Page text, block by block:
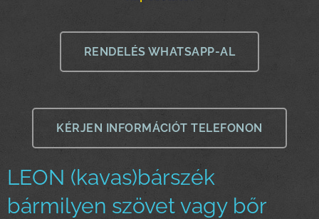
RENDELÉS WHATSAPP-AL
KÉRJEN INFORMÁCIÓT TELEFONON
LEON (kavas)bárszék
bármilyen szövet vagy bőr